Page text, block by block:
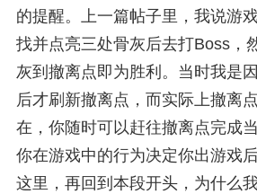
的提醒。上一篇帖子里，我说游
找并点亮三处骨灰后去打Boss，
灰到撤离点即为胜利。当时我是
后才刷新撤离点，而实际上撤离
在，你随时可以赶往撤离点完成
你在游戏中的行为决定你出游戏
这里，再回到本段开头，为什么